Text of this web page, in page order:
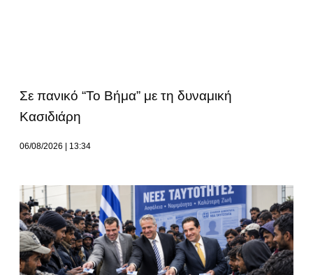
Σε πανικό “Το Βήμα” με τη δυναμική
Κασιδιάρη
06/08/2026 13:34